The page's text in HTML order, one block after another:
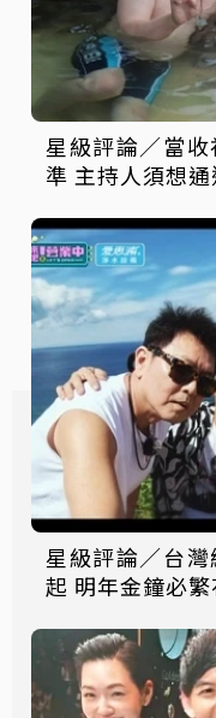
星級評論／當
準 主持人須想
星級評論／台
起 明年金鐘必